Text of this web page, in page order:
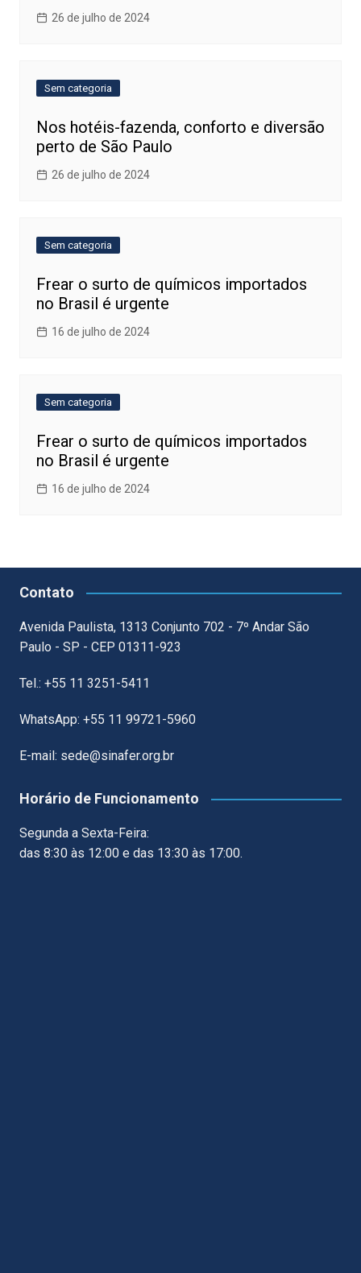
26 de julho de 2024
Sem categoria
Nos hotéis-fazenda, conforto e diversão
perto de São Paulo
26 de julho de 2024
Sem categoria
Frear o surto de químicos importados
no Brasil é urgente
16 de julho de 2024
Sem categoria
Frear o surto de químicos importados
no Brasil é urgente
16 de julho de 2024
Contato
Avenida Paulista, 1313 Conjunto 702 - 7º Andar São
Paulo - SP - CEP 01311-923
Tel.: +55 11 3251-5411
WhatsApp: +55 11 99721-5960
E-mail: sede@sinafer.org.br
Horário de Funcionamento
Segunda a Sexta-Feira:
das 8:30 às 12:00 e das 13:30 às 17:00.